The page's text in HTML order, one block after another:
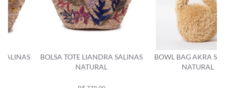
BOLSA TOTE LIANDRA SALINAS
BOWL BAG AKRA SALINAS